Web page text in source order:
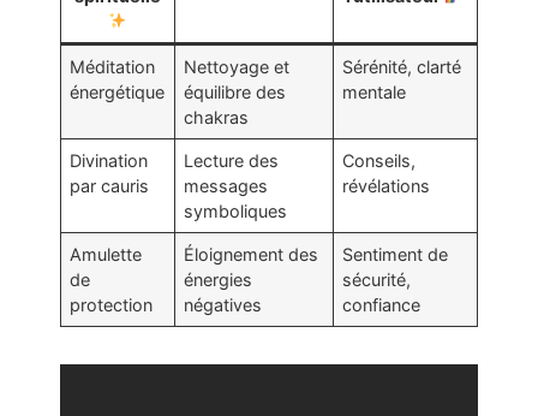
Méditation
énergétique
Nettoyage et
équilibre des
chakras
Sérénité, clarté
mentale
Divination
par cauris
Lecture des
messages
symboliques
Conseils,
révélations
Amulette
de
protection
Éloignement des
énergies
négatives
Sentiment de
sécurité,
confiance